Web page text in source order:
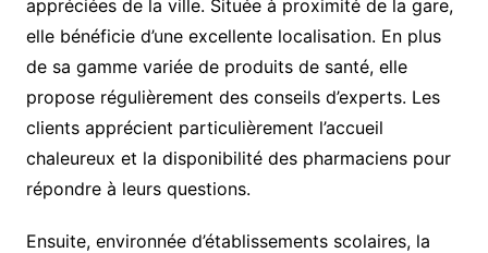
appréciées de la ville. Située à proximité de la gare,
elle bénéficie d’une excellente localisation. En plus
de sa gamme variée de produits de santé, elle
propose régulièrement des conseils d’experts. Les
clients apprécient particulièrement l’accueil
chaleureux et la disponibilité des pharmaciens pour
répondre à leurs questions.
Ensuite, environnée d’établissements scolaires, la